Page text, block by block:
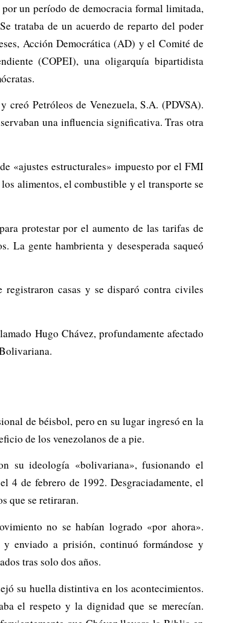
un período de democracia formal limitada,
trataba de un acuerdo de reparto del poder
Acción Democrática (AD) y el Comité de
(COPEI), una oligarquía bipartidista
Petróleos de Venezuela, S.A. (PDVSA).
una influencia significativa. Tras otra
«ajustes estructurales» impuesto por el FMI
alimentos, el combustible y el transporte se
protestar por el aumento de las tarifas de
La gente hambrienta y desesperada saqueó
casas y se disparó contra civiles
Hugo Chávez, profundamente afectado
de béisbol, pero en su lugar ingresó en la
de los venezolanos de a pie.
su ideología «bolivariana», fusionando el
4 de febrero de 1992. Desgraciadamente, el
que se retiraran.
no se habían logrado «por ahora».
enviado a prisión, continuó formándose y
tras solo dos años.
su huella distintiva en los acontecimientos.
el respeto y la dignidad que se merecían.